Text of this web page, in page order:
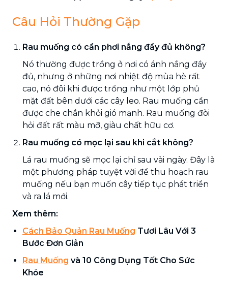
Câu Hỏi Thường Gặp
Rau muống có cần phơi nắng đầy đủ không?
Nó thường được trồng ở nơi có ánh nắng đầy
đủ, nhưng ở những nơi nhiệt độ mùa hè rất
cao, nó đôi khi được trồng như một lớp phủ
mặt đất bên dưới các cây leo. Rau muống cần
được che chắn khỏi gió mạnh. Rau muống đòi
hỏi đất rất màu mỡ, giàu chất hữu cơ.
Rau muống có mọc lại sau khi cắt không?
Lá rau muống sẽ mọc lại chỉ sau vài ngày. Đây là
một phương pháp tuyệt vời để thu hoạch rau
muống nếu bạn muốn cây tiếp tục phát triển
và ra lá mới.
Xem thêm:
Cách Bảo Quản Rau Muống Tươi Lâu Với 3
Bước Đơn Giản
Rau Muống và 10 Công Dụng Tốt Cho Sức
Khỏe